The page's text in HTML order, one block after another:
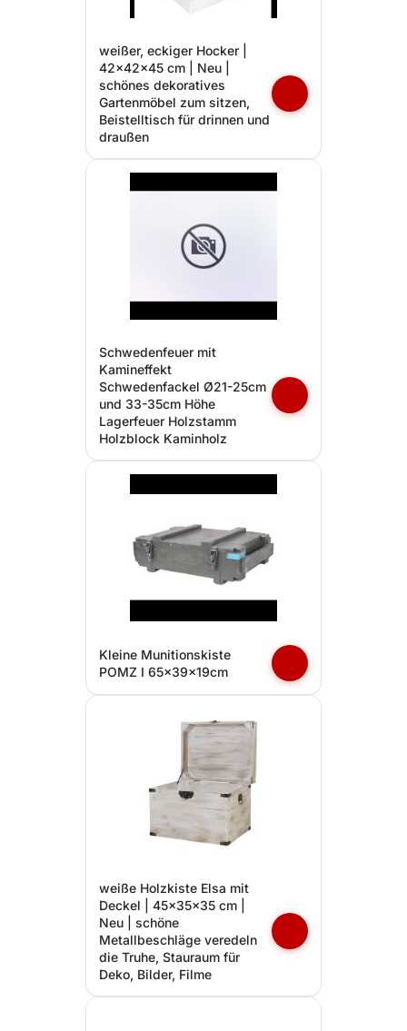
weißer, eckiger Hocker |
42x42x45 cm | Neu |
schönes dekoratives
Gartenmöbel zum sitzen,
Beistelltisch für drinnen und
draußen
Schwedenfeuer mit
Kamineffekt
Schwedenfackel Ø21-25cm
und 33-35cm Höhe
Lagerfeuer Holzstamm
Holzblock Kaminholz
Kleine Munitionskiste
POMZ I 65x39x19cm
weiße Holzkiste Elsa mit
Deckel | 45x35x35 cm |
Neu | schöne
Metallbeschläge veredeln
die Truhe, Stauraum für
Deko, Bilder, Filme